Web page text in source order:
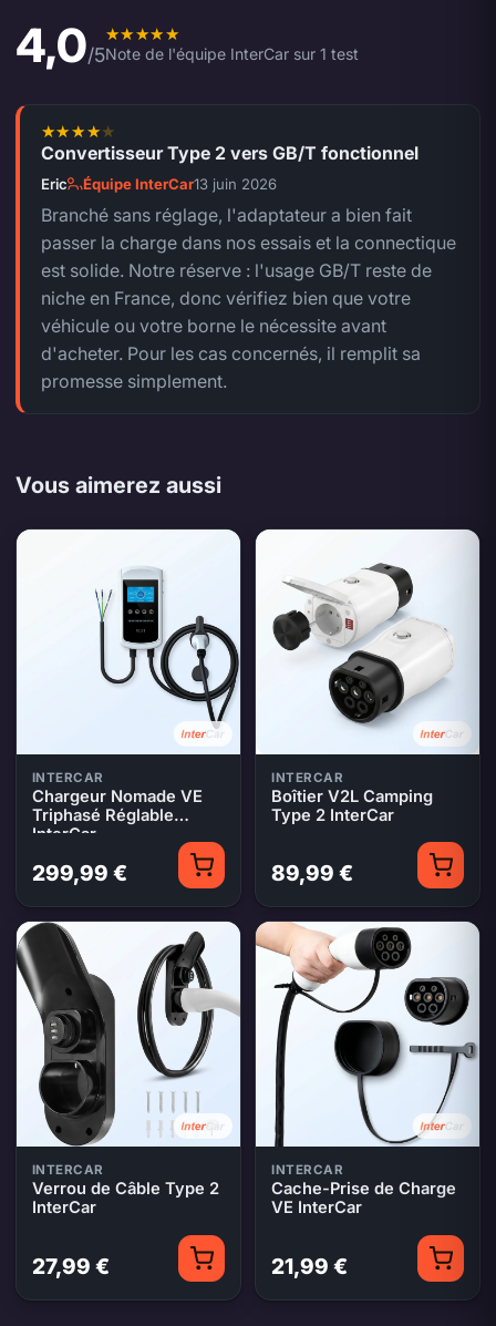
4,0/5Note de l'équipe InterCar sur 1 test
Note moyenne de l'équipe 4,0 sur 5.
4 sur 5.
Convertisseur Type 2 vers GB/T fonctionnel
Eric Équipe InterCar13 juin 2026
Branché sans réglage, l'adaptateur a bien fait
passer la charge dans nos essais et la connectique
est solide. Notre réserve : l'usage GB/T reste de
niche en France, donc vérifiez bien que votre
véhicule ou votre borne le nécessite avant
d'acheter. Pour les cas concernés, il remplit sa
promesse simplement.
Vous aimerez aussi
INTERCAR
Chargeur Nomade VE
Triphasé Réglable
InterCar
299,99 €
INTERCAR
Boîtier V2L Camping
Type 2 InterCar
89,99 €
INTERCAR
Verrou de Câble Type 2
InterCar
27,99 €
INTERCAR
Cache-Prise de Charge
VE InterCar
21,99 €